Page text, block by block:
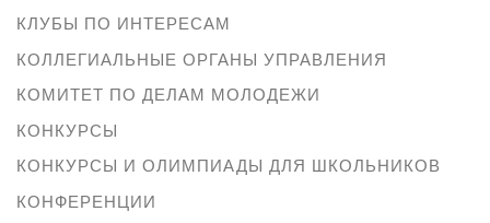
КЛУБЫ ПО ИНТЕРЕСАМ
КОЛЛЕГИАЛЬНЫЕ ОРГАНЫ УПРАВЛЕНИЯ
КОМИТЕТ ПО ДЕЛАМ МОЛОДЕЖИ
КОНКУРСЫ
КОНКУРСЫ И ОЛИМПИАДЫ ДЛЯ ШКОЛЬНИКОВ
КОНФЕРЕНЦИИ